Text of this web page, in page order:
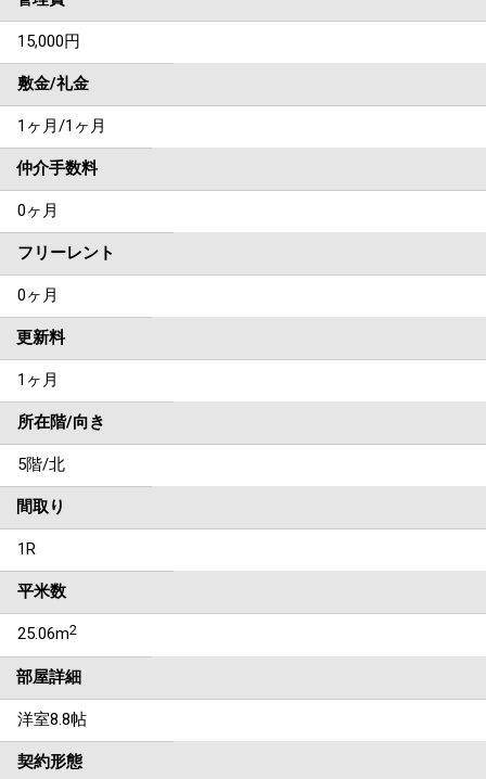
15,000円
敷金/礼金
1ヶ月/1ヶ月
仲介手数料
0ヶ月
フリーレント
0ヶ月
更新料
1ヶ月
所在階/向き
5階/北
間取り
1R
平米数
25.06m2
部屋詳細
洋室8.8帖
契約形態